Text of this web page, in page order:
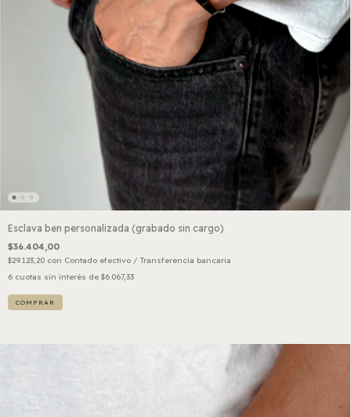
Esclava ben personalizada (grabado sin cargo)
$36.404,00
$29.123,20 con Contado efectivo / Transferencia bancaria
6 cuotas sin interés de $6.067,33